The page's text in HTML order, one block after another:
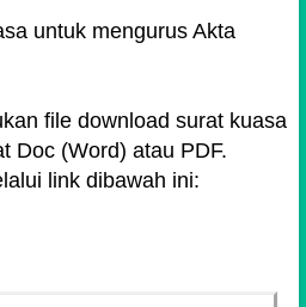
untuk mengurus Akta
file download surat kuasa
Doc (Word) atau PDF.
link dibawah ini: